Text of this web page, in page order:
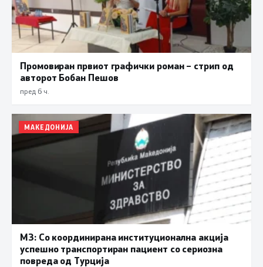
Промовиран првиот графички роман – стрип од
авторот Бобан Пешов
пред 6 ч.
МАКЕДОНИЈА
МЗ: Со координирана институционална акција
успешно транспортиран пациент со сериозна
повреда од Турција